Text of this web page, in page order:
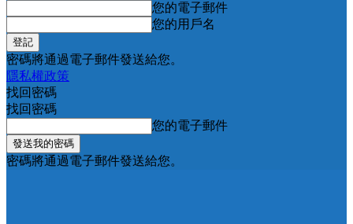
您的電子郵件
您的用戶名
密碼將通過電子郵件發送給您。
隱私權政策
找回密碼
找回密碼
您的電子郵件
密碼將通過電子郵件發送給您。